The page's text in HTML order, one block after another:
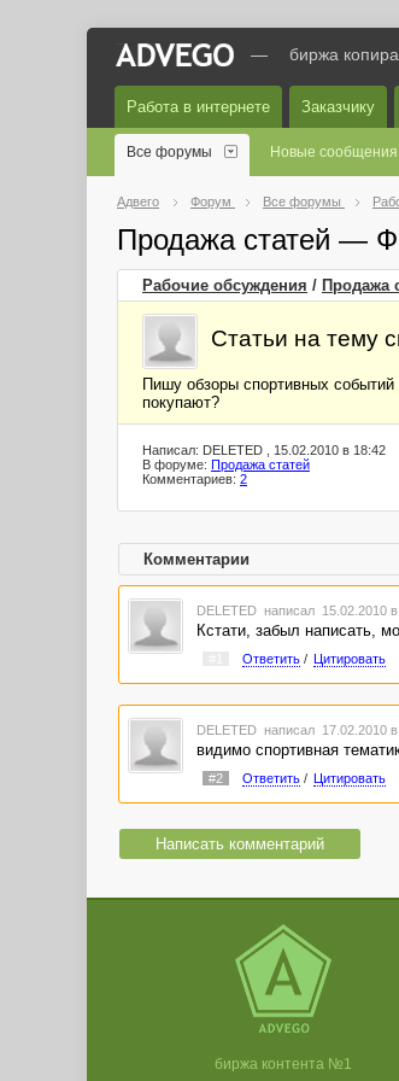
— биржа
Работа в интернете Заказчику
Все форумы Новые сообщения
Адвего Форум Все форумы
Продажа статей —
Рабочие обсуждения / Продажа
Статьи на тему
Пишу обзоры спортивных
покупают?
Написал: DELETED , 15.02.2010 в 18:42
В форуме: Продажа статей
Комментариев: 2
Комментарии
DELETED написал 15.02.2010
Кстати, забыл написать,
Ответить/ Цитировать
DELETED написал 17.02.2010
видимо спортивная
#2 Ответить/ Цитировать
Написать комментарий
биржа контента №1